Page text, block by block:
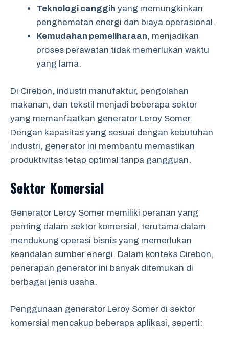
Teknologi canggih yang memungkinkan
penghematan energi dan biaya operasional.
Kemudahan pemeliharaan, menjadikan
proses perawatan tidak memerlukan waktu
yang lama.
Di Cirebon, industri manufaktur, pengolahan
makanan, dan tekstil menjadi beberapa sektor
yang memanfaatkan generator Leroy Somer.
Dengan kapasitas yang sesuai dengan kebutuhan
industri, generator ini membantu memastikan
produktivitas tetap optimal tanpa gangguan.
Sektor Komersial
Generator Leroy Somer memiliki peranan yang
penting dalam sektor komersial, terutama dalam
mendukung operasi bisnis yang memerlukan
keandalan sumber energi. Dalam konteks Cirebon,
penerapan generator ini banyak ditemukan di
berbagai jenis usaha.
Penggunaan generator Leroy Somer di sektor
komersial mencakup beberapa aplikasi, seperti: